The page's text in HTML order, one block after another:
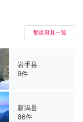
都道府县一覧
岩手县
9件
新潟县
86件